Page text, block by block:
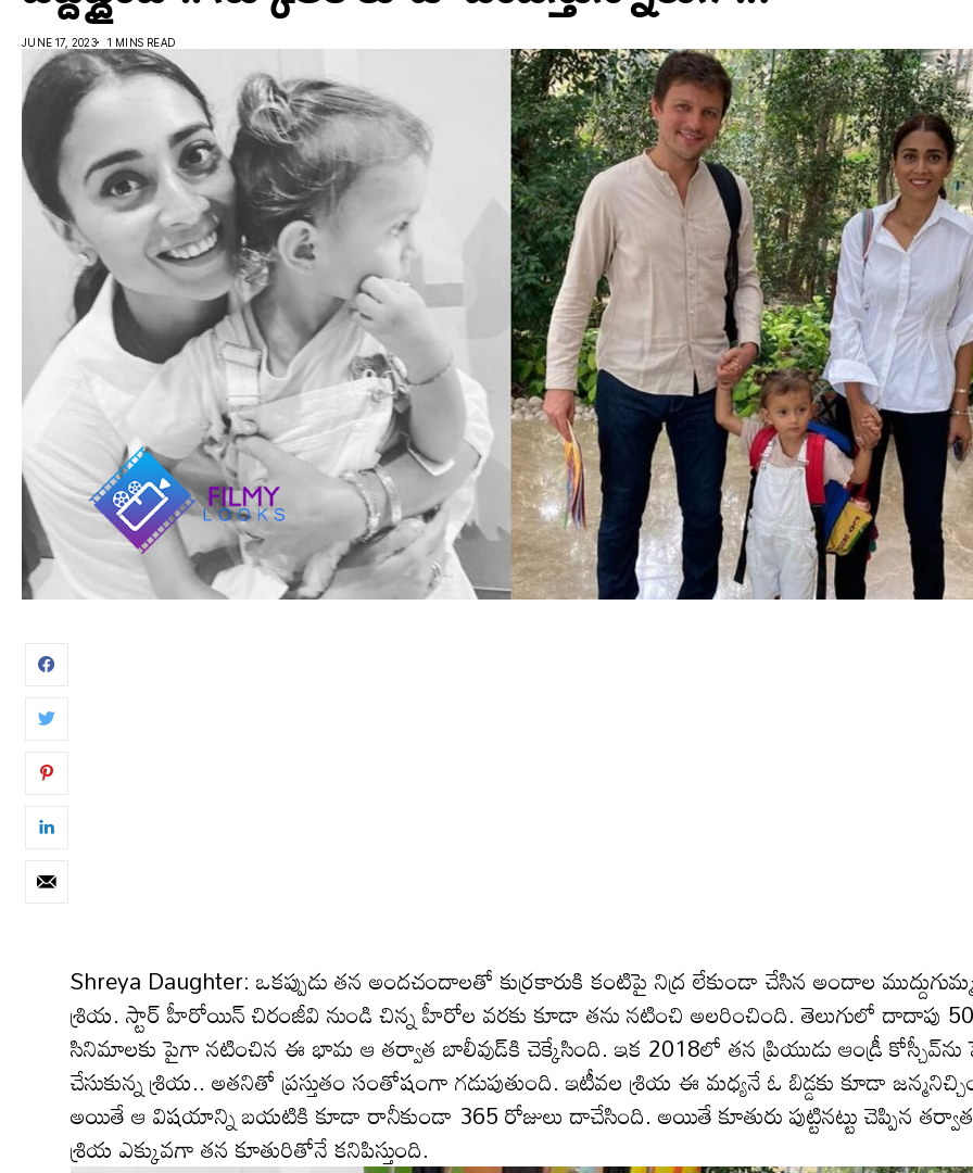
JUNE 17, 2023 1 MINS READ
Shreya Daughter: ఒక‌ప్పుడు త‌న అంద‌చందాల‌తో కుర్రకారుకి కంటిపై నిద్ర లేకుండా చేసిన అందాల
శ్రియ‌. స్టార్ హీరోయిన్ చిరంజీవి నుండి చిన్న హీరోల వ‌ర‌కు కూడా త‌ను న‌టించి అల‌రించింది. తెలుగులో దాదాపు 50
సినిమాలకు పైగా నటించిన ఈ భామ‌ ఆ తర్వాత బాలీవుడ్‌కి చెక్కేసింది. ఇక 2018లో త‌న ప్రియుడు ఆండ్రీ కోస్చీవ్‌ను
చేసుకున్న శ్రియ.. అత‌నితో ప్ర‌స్తుతం సంతోషంగా గ‌డుపుతుంది. ఇటీవ‌ల శ్రియ ఈ మధ్యనే ఓ బిడ్డకు కూడా
అయితే ఆ విష‌యాన్ని బయటికి కూడా రానీకుండా 365 రోజులు దాచేసింది. అయితే కూతురు పుట్టిన‌ట్టు చెప్పిన త‌ర్వాత
శ్రియ ఎక్కువ‌గా త‌న కూతురితోనే క‌నిపిస్తుంది.